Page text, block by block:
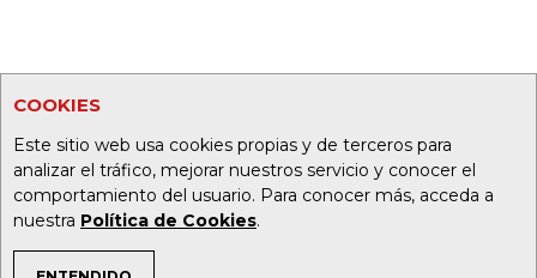
COOKIES
Este sitio web usa cookies propias y de terceros para
analizar el tráfico, mejorar nuestros servicio y conocer el
comportamiento del usuario. Para conocer más, acceda a
nuestra Política de Cookies.